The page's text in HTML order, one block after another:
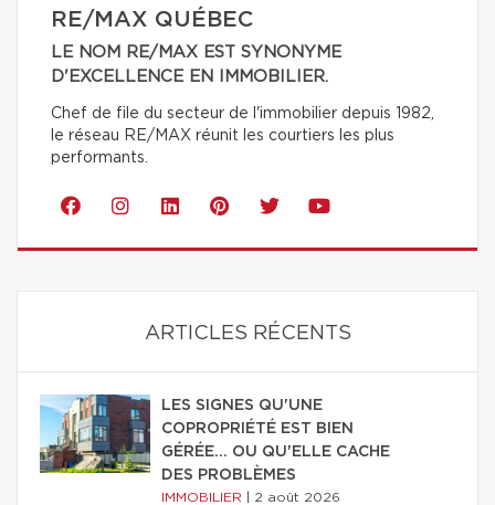
RE/MAX QUÉBEC
LE NOM RE/MAX EST SYNONYME
D'EXCELLENCE EN IMMOBILIER.
Chef de file du secteur de l'immobilier depuis 1982,
le réseau RE/MAX réunit les courtiers les plus
performants.
ARTICLES RÉCENTS
LES SIGNES QU'UNE
COPROPRIÉTÉ EST BIEN
GÉRÉE… OU QU'ELLE CACHE
DES PROBLÈMES
IMMOBILIER 2 août 2026